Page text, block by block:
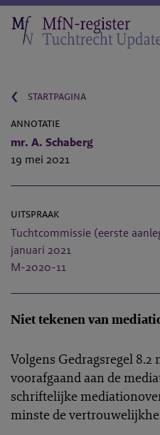
‹
startpagina
annotatie
mr. A. Schaberg
19 mei 2021
uitspraak
Tuchtcommissie (eerste
januari 2021
M-2020-11
Niet tekenen van
Volgens Gedragsregel 8.2
voorafgaand aan de
schriftelijke
minste de